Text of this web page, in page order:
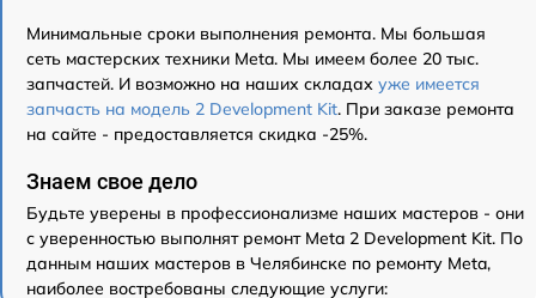
Минимальные сроки выполнения ремонта. Мы большая
сеть мастерских техники Meta. Мы имеем более 20 тыс.
запчастей. И возможно на наших складах уже имеется
запчасть на модель 2 Development Kit. При заказе ремонта
на сайте - предоставляется скидка -25%.
Знаем свое дело
Будьте уверены в профессионализме наших мастеров - они
с уверенностью выполнят ремонт Meta 2 Development Kit. По
данным наших мастеров в Челябинске по ремонту Meta,
наиболее востребованы следующие услуги: